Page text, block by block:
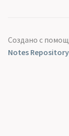
Создано с
Notes Repository